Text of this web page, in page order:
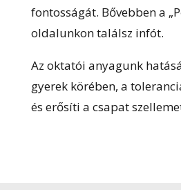
fontosságát. Bővebben a
oldalunkon találsz infót.
Az oktatói anyagunk
gyerek körében, a
és erősíti a csapat